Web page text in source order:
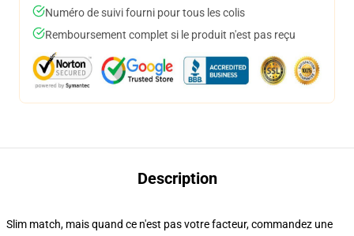
Numéro de suivi fourni pour tous les colis
Remboursement complet si le produit n'est pas reçu
Description
Slim match, mais quand ce n'est pas votre facteur, commandez une